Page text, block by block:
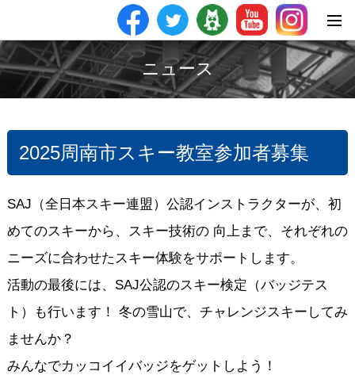
ニュース
2025周南市スキー教室参加者募集
SAJ（全日本スキー連盟）公認インストラクターが、初
めてのスキーから、スキー技術の 向上まで、それぞれの
ニーズに合わせたスキー体験をサポートします。
活動の最後には、SAJ公認のスキー検定（バッジテス
ト）も行います！ 冬の雪山で、チャレンジスキーしてみ
ませんか？
みんなでカッコイイバッジをゲットしよう！